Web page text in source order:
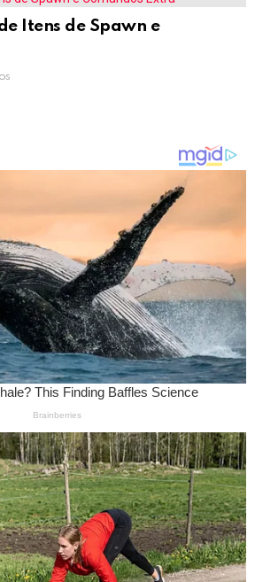
Itens de Spawn e